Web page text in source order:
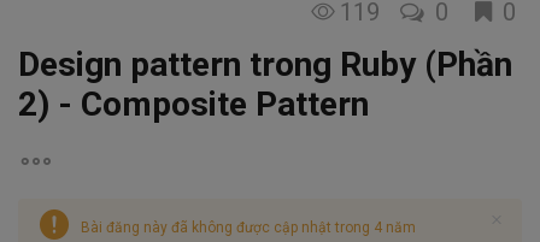
119 0 0
Design pattern trong Ruby (Phần
2) - Composite Pattern
Bài đăng này đã không được cập nhật trong 4 năm